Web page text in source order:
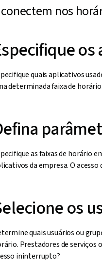
nos
quais aplicativos
determinada faixa de horário.
as faixas de horário
da empresa. O
os
quais usuários ou
Prestadores de
ininterrupto?